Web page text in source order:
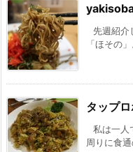
先週紹介
「ほその
タップ
私は一人
周りに食